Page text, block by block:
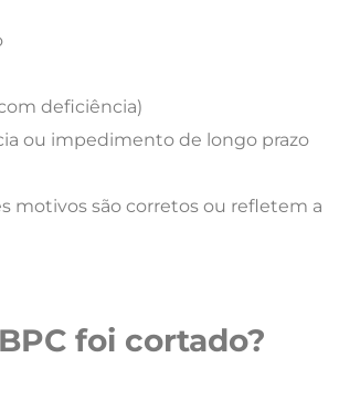
deficiência)
ou impedimento de longo prazo
motivos são corretos ou refletem a
foi cortado?